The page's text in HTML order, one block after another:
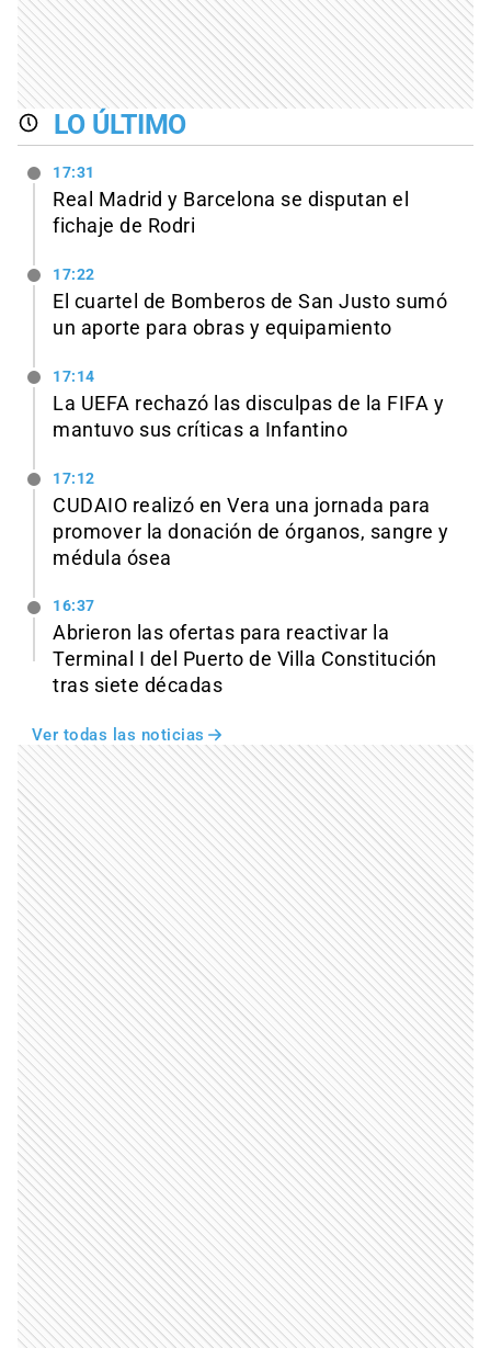
LO ÚLTIMO
17:31
Real Madrid y Barcelona se disputan el
fichaje de Rodri
17:22
El cuartel de Bomberos de San Justo sumó
un aporte para obras y equipamiento
17:14
La UEFA rechazó las disculpas de la FIFA y
mantuvo sus críticas a Infantino
17:12
CUDAIO realizó en Vera una jornada para
promover la donación de órganos, sangre y
médula ósea
16:37
Abrieron las ofertas para reactivar la
Terminal I del Puerto de Villa Constitución
tras siete décadas
Ver todas las noticias